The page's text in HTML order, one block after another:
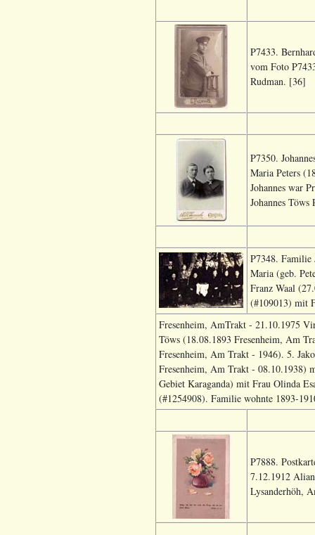
P7433.
vom Foto
Rudman. [36]
P7350.
Maria Peters
Johannes war
Johannes
P7348. Familie
Maria (geb.
Franz Waal
(#109013) mit
Fresenheim, AmTrakt - 21.10.1975
Töws (18.08.1893 Fresenheim, Am
Fresenheim, Am Trakt - 1946). 5.
Fresenheim, Am Trakt - 08.10.1938)
Gebiet Karaganda) mit Frau Olinda
(#1254908). Familie wohnte 1893-
P7888.
7.12.1912
Lysanderhöh,